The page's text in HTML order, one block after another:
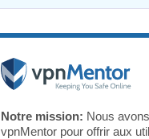
Notre mission: Nous
vpnMentor pour offrir aux